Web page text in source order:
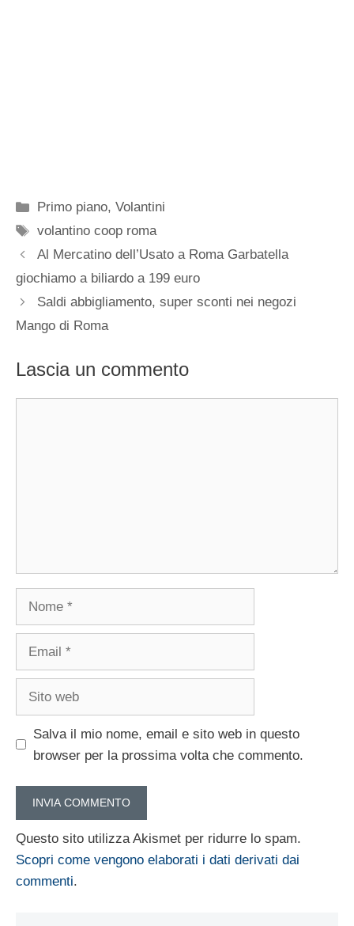
Categorie
Primo piano,Volantini
Tag
volantino coop roma
Al Mercatino dell’Usato a Roma Garbatella
giochiamo a biliardo a 199 euro
Saldi abbigliamento, super sconti nei negozi
Mango di Roma
Lascia un commento
Nome
Email
Sito
Salva il mio nome, email e sito web in questo
browser per la prossima volta che commento.
Questo sito utilizza Akismet per ridurre lo spam.
Scopri come vengono elaborati i dati derivati dai
commenti.